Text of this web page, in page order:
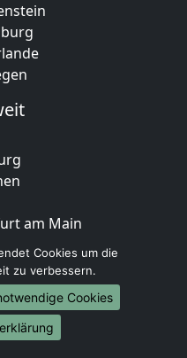
am Main
Cookies um die
zu verbessern.
Cookies